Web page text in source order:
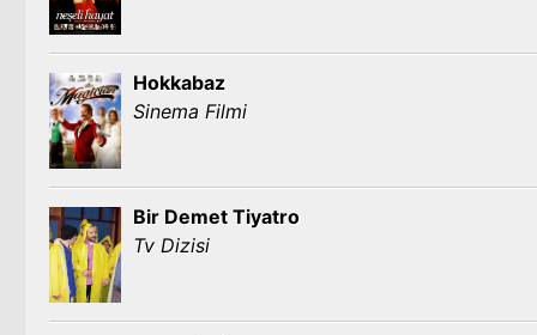
Hokkabaz
Sinema Filmi
Bir Demet Tiyatro
Tv Dizisi